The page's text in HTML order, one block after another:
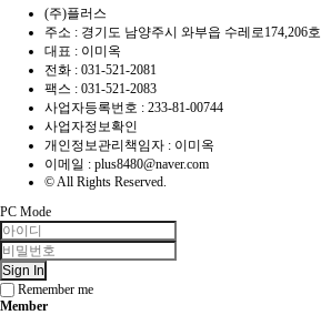
(주)플러스
주소 : 경기도 남양주시 와부읍 수레로174,206호
대표 : 이미옥
전화 : 031-521-2081
팩스 : 031-521-2083
사업자등록번호 : 233-81-00744
사업자정보확인
개인정보관리책임자 : 이미옥
이메일 : plus8480@naver.com
© All Rights Reserved.
PC Mode
Sign In
Remember me
Member